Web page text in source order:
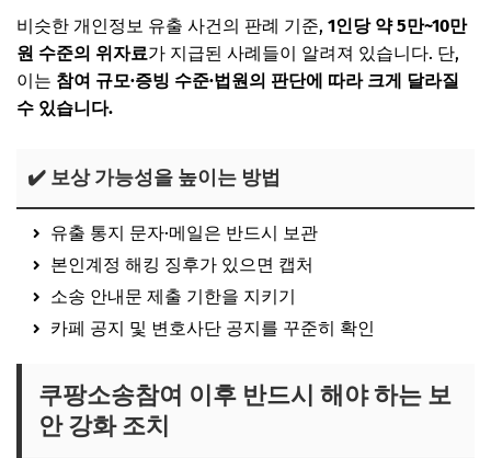
비슷한 개인정보 유출 사건의 판례 기준, 1인당 약 5만~10만
원 수준의 위자료가 지급된 사례들이 알려져 있습니다. 단,
이는 참여 규모·증빙 수준·법원의 판단에 따라 크게 달라질
수 있습니다.
✔️ 보상 가능성을 높이는 방법
유출 통지 문자·메일은 반드시 보관
본인계정 해킹 징후가 있으면 캡처
소송 안내문 제출 기한을 지키기
카페 공지 및 변호사단 공지를 꾸준히 확인
쿠팡소송참여 이후 반드시 해야 하는 보
안 강화 조치